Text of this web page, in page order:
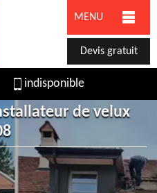
MENU
Devis gratuit
indisponible
de velux